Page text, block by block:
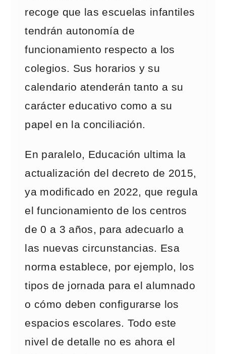
recoge que las escuelas infantiles
tendrán autonomía de
funcionamiento respecto a los
colegios. Sus horarios y su
calendario atenderán tanto a su
carácter educativo como a su
papel en la conciliación.
En paralelo, Educación ultima la
actualización del decreto de 2015,
ya modificado en 2022, que regula
el funcionamiento de los centros
de 0 a 3 años, para adecuarlo a
las nuevas circunstancias. Esa
norma establece, por ejemplo, los
tipos de jornada para el alumnado
o cómo deben configurarse los
espacios escolares. Todo este
nivel de detalle no es ahora el